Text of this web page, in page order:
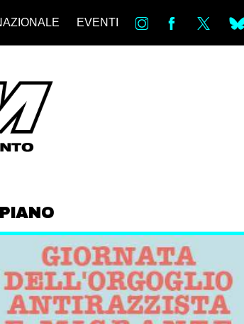
EVENTI in